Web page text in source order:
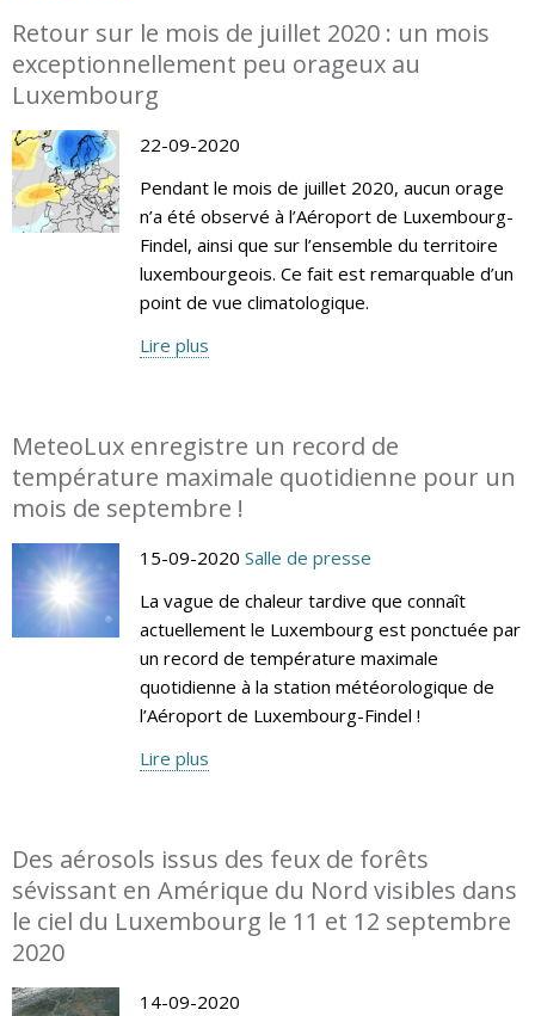
Retour sur le mois de juillet 2020 : un mois
exceptionnellement peu orageux au
Luxembourg
22-09-2020
Pendant le mois de juillet 2020, aucun orage
n’a été observé à l’Aéroport de Luxembourg-
Findel, ainsi que sur l’ensemble du territoire
luxembourgeois. Ce fait est remarquable d’un
point de vue climatologique.
Lire plus
MeteoLux enregistre un record de
température maximale quotidienne pour un
mois de septembre !
15-09-2020 Salle de presse
La vague de chaleur tardive que connaît
actuellement le Luxembourg est ponctuée par
un record de température maximale
quotidienne à la station météorologique de
l’Aéroport de Luxembourg-Findel !
Lire plus
Des aérosols issus des feux de forêts
sévissant en Amérique du Nord visibles dans
le ciel du Luxembourg le 11 et 12 septembre
2020
14-09-2020